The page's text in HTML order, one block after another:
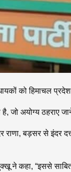
को हिमाचल
है, जो अयोग्य
राणा, बड़सर से
ने कहा, “इससे